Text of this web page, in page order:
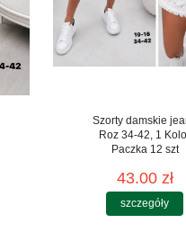
Szorty damskie
Roz 34-42, 1
Paczka 12 szt
43.00 zł
szczegóły